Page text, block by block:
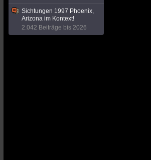
Sichtungen 1997 Phoenix,
Arizona im Kontext!
2.042 Beiträge bis 2026